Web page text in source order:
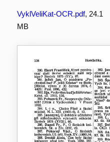
VyklVeliKat-OCR.pdf, 24.1
MB